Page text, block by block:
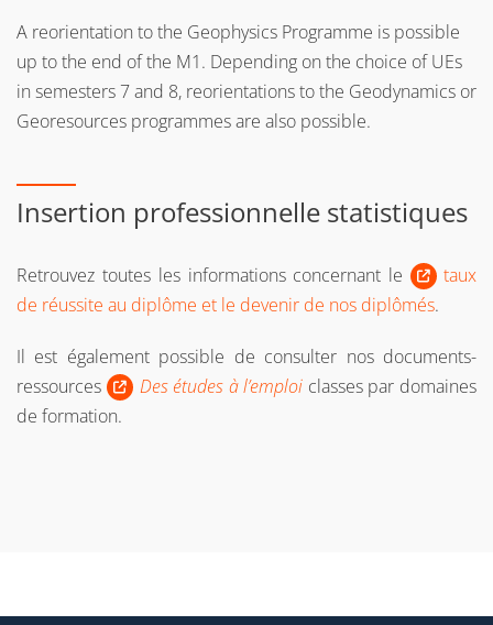
A reorientation to the Geophysics Programme is possible
up to the end of the M1. Depending on the choice of UEs
in semesters 7 and 8, reorientations to the Geodynamics or
Georesources programmes are also possible.
Insertion professionnelle statistiques
Retrouvez toutes les informations concernant le
taux
de réussite au diplôme et le devenir de nos diplômés.
Il est également possible de consulter nos documents-
ressources
Des études à l’emploi classes par domaines
de formation.